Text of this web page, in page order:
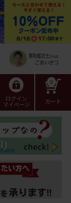
ログイン
マイページ カート
0